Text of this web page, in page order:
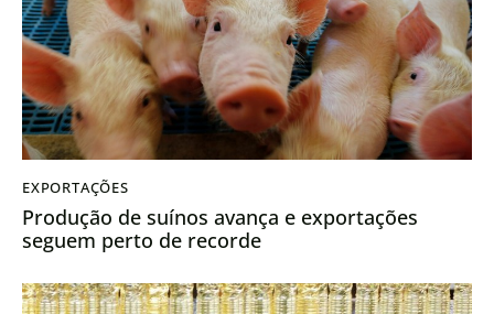
EXPORTAÇÕES
Produção de suínos avança e exportações
seguem perto de recorde